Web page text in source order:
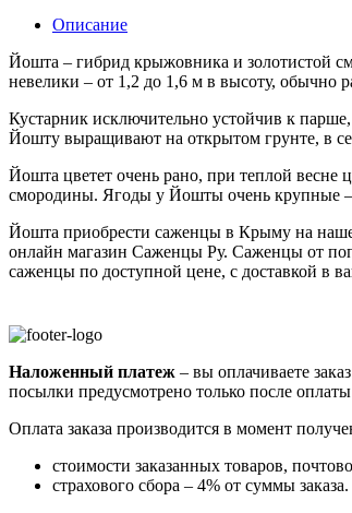
Описание
Йошта – гибрид крыжовника и золотистой
невелики – от 1,2 до 1,6 м в высоту, обычно
Кустарник исключительно устойчив к
Йошту выращивают на открытом грунте, в
Йошта цветет очень рано, при теплой весне
смородины. Ягоды у Йошты очень крупные –
Йошта приобрести саженцы в Крыму на
онлайн магазин Саженцы Ру. Саженцы от
саженцы по доступной цене, с доставкой в
Наложенный платеж – вы оплачиваете
посылки предусмотрено только после
Оплата заказа производится в момент
стоимости заказанных товаров,
страхового сбора – 4% от суммы заказа.